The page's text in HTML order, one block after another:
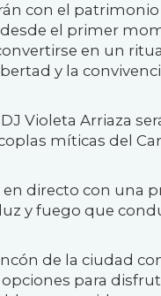
con el
el primer
en un
y la
Violeta Arriaza
míticas del
directo con una
y fuego que
de la ciudad
para